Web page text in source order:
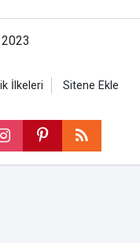
İlkeleri Sitene Ekle